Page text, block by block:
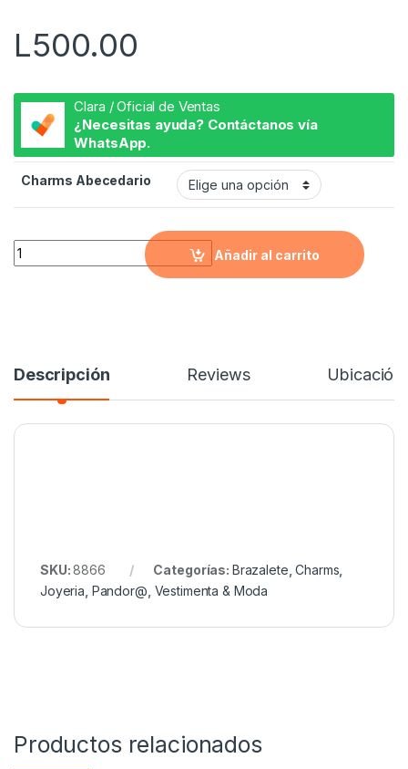
L500.00
Clara / Oficial de Ventas
¿Necesitas ayuda? Contáctanos vía
WhatsApp.
Charms Abecedario
Charm del Abecedario quantity
Añadir al carrito
Descripción Reviews Ubicación
SKU:8866 Categorías: Brazalete ,Charms
Joyeria Pandor@ Vestimenta & Moda
Productos relacionados